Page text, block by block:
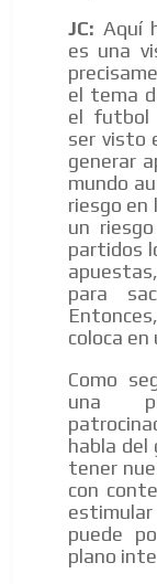
JC: Aquí
es una
el tema
el futbol
ser visto
generar
mundo
riesgo en
un
partidos
para
coloca en
Como
una
habla del
tener
con
puede
plano